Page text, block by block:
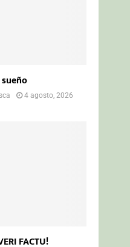
4 agosto, 2026
FACTU!